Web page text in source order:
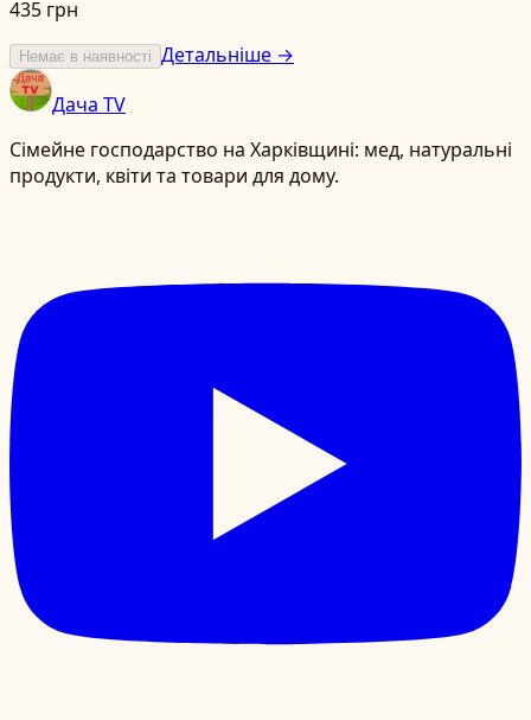
435 грн
Немає в наявності Детальніше →
Дача TV
Сімейне господарство на Харківщині: мед, натуральні
продукти, квіти та товари для дому.